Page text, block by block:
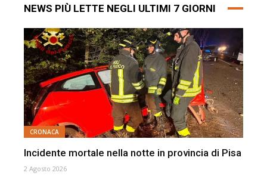
NEWS PIÙ LETTE NEGLI ULTIMI 7 GIORNI
CRONACA
Incidente mortale nella notte in provincia di Pisa
2 Agosto 2026